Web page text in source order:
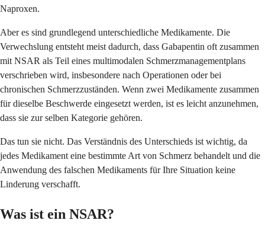
Naproxen.
Aber es sind grundlegend unterschiedliche Medikamente. Die
Verwechslung entsteht meist dadurch, dass Gabapentin oft zusammen
mit NSAR als Teil eines multimodalen Schmerzmanagementplans
verschrieben wird, insbesondere nach Operationen oder bei
chronischen Schmerzzuständen. Wenn zwei Medikamente zusammen
für dieselbe Beschwerde eingesetzt werden, ist es leicht anzunehmen,
dass sie zur selben Kategorie gehören.
Das tun sie nicht. Das Verständnis des Unterschieds ist wichtig, da
jedes Medikament eine bestimmte Art von Schmerz behandelt und die
Anwendung des falschen Medikaments für Ihre Situation keine
Linderung verschafft.
Was ist ein NSAR?